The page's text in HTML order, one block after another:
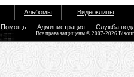
Альбомы Видеоклипы
Помощь Администрация Служба
Все права защищены © 2007-2026